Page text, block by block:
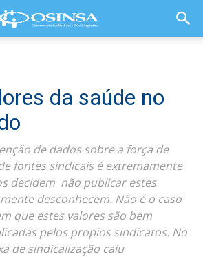
da saúde no
de dados sobre a força de
fontes sindicais é extremamente
decidem não publicar estes
desconhecem. Não é o caso
que estes valores são bem
pelos propios sindicatos. No
de sindicalização caiu